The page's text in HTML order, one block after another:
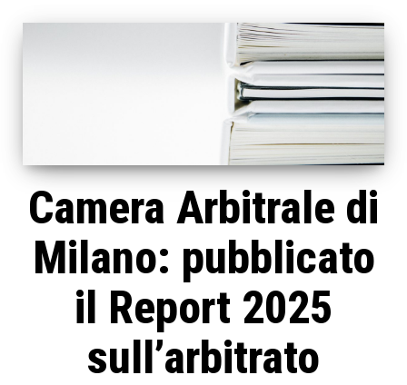
Camera Arbitrale di
Milano: pubblicato
il Report 2025
sull’arbitrato